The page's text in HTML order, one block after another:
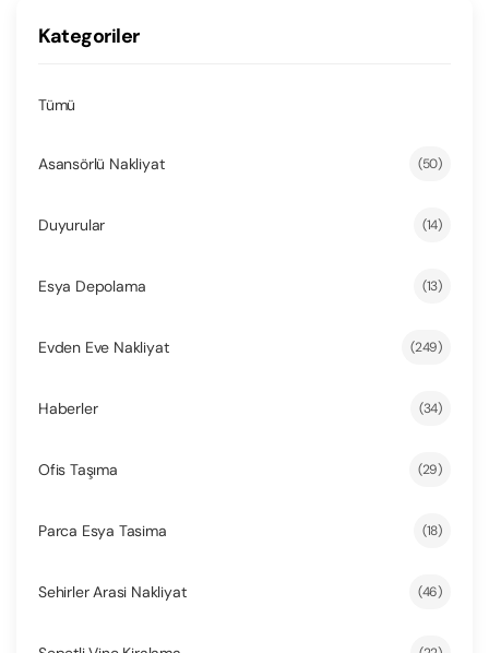
Kategoriler
Tümü
Asansörlü Nakliyat (50)
Duyurular (14)
Esya Depolama (13)
Evden Eve Nakliyat (249)
Haberler (34)
Ofis Taşıma (29)
Parca Esya Tasima (18)
Sehirler Arasi Nakliyat (46)